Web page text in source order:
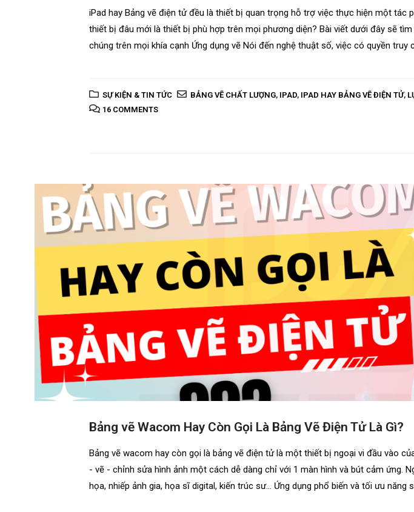
iPad hay Bảng vẽ điện tử đều là thiết bị quan trọng hỗ trợ việc thực hiện một tác
thiết bị đâu mới là thiết bị phù hợp trên mọi phương diện? Bài viết dưới đây sẽ
chúng trên mọi khía cạnh Ứng dụng vẽ Nói đến nghệ thuật số, việc có quyền truy
SỰ KIỆN & TIN TỨC BẢNG VẼ CHẤT LƯỢNG, IPAD, IPAD HAY BẢNG VẼ ĐIỆN TỬ,
16 COMMENTS
Bảng vẽ Wacom Hay Còn Gọi Là Bảng Vẽ Điện Tử Là Gì?
Bảng vẽ wacom hay còn gọi là bảng vẽ điện tử là một thiết bị ngoại vi đầu vào
- vẽ - chỉnh sửa hình ảnh một cách dễ dàng chỉ với 1 màn hình và bút cảm ứng.
họa, nhiếp ảnh gia, họa sĩ digital, kiến trúc sư... Ứng dụng phổ biến và tối ưu năng